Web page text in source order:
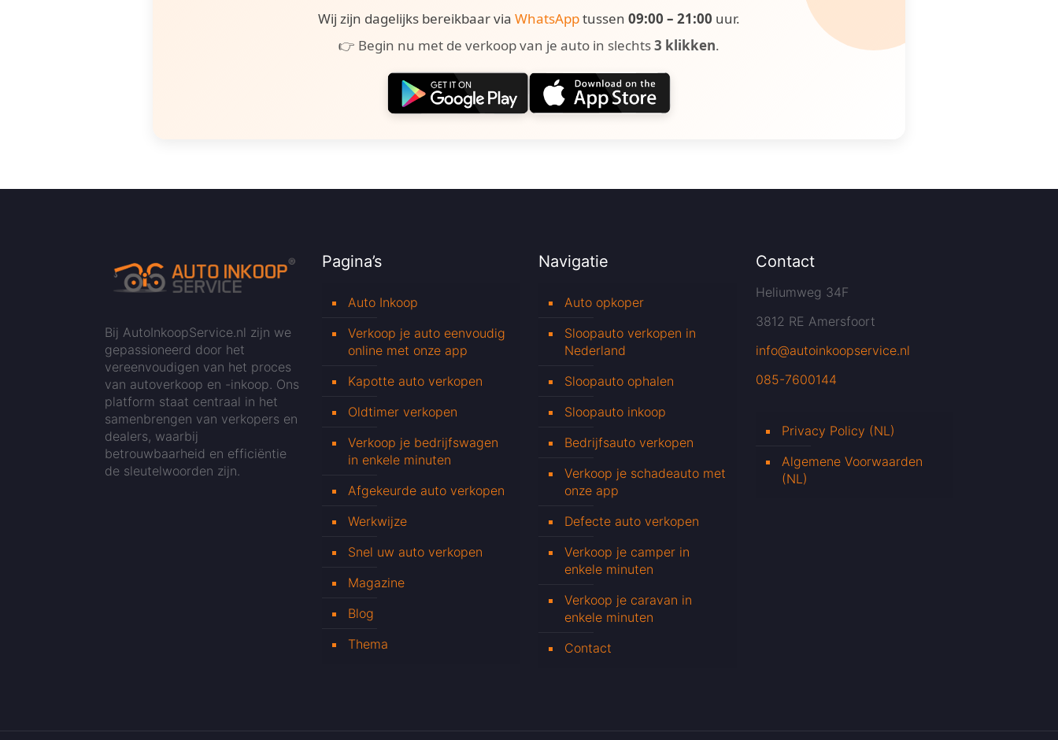
Wij zijn dagelijks bereikbaar via WhatsApptussen 09:00 – 21:00 uur.
👉 Begin nu met de verkoop van je auto in slechts3 klikken.
Bij AutoInkoopService.nl zijn we
gepassioneerd door het
vereenvoudigen van het proces
van autoverkoop en -inkoop. Ons
platform staat centraal in het
samenbrengen van verkopers en
dealers, waarbij
betrouwbaarheid en efficiëntie
de sleutelwoorden zijn.
Pagina’s
Auto Inkoop
Verkoop je auto eenvoudig
online met onze app
Kapotte auto verkopen
Oldtimer verkopen
Verkoop je bedrijfswagen
in enkele minuten
Afgekeurde auto verkopen
Werkwijze
Snel uw auto verkopen
Magazine
Blog
Thema
Navigatie
Auto opkoper
Sloopauto verkopen in
Nederland
Sloopauto ophalen
Sloopauto inkoop
Bedrijfsauto verkopen
Verkoop je schadeauto met
onze app
Defecte auto verkopen
Verkoop je camper in
enkele minuten
Verkoop je caravan in
enkele minuten
Contact
Contact
Heliumweg 34F
3812 RE Amersfoort
info@autoinkoopservice.nl
085-7600144
Privacy Policy (NL)
Algemene Voorwaarden
(NL)